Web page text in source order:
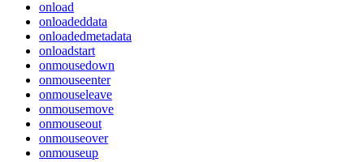
onload
onloadeddata
onloadedmetadata
onloadstart
onmousedown
onmouseenter
onmouseleave
onmousemove
onmouseout
onmouseover
onmouseup